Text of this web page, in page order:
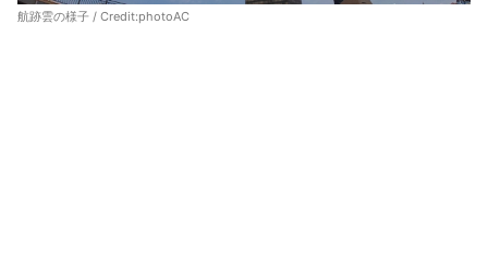
航跡雲の様子 / Credit:photoAC